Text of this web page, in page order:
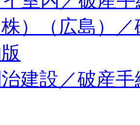
株）（広島）
治建設／破産